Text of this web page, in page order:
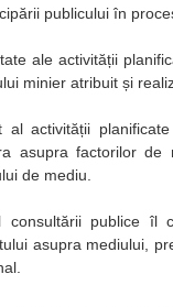
publicului în
ale activității
minier atribuit și
al activității
asupra factorilor
de mediu.
consultării publice îl
asupra mediului,